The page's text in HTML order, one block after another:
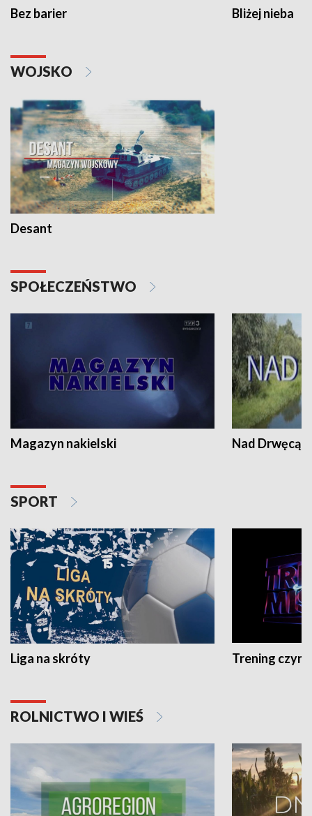
Bez barier Bliżej nieba
WOJSKO
Desant
SPOŁECZEŃSTWO
Magazyn nakielski Nad Drwęcą
SPORT
Liga na skróty Trening czyni
ROLNICTWO I WIEŚ